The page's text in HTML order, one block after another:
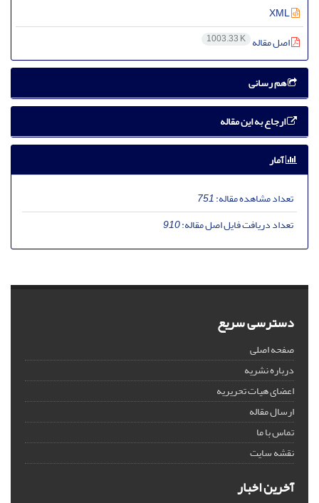
اصل مقاله 1003.33 K
هم رسانی
ارجاع به این مقاله
آمار
تعداد مشاهده مقاله:751
تعداد دریافت فایل اصل مقاله:910
دسترسی سریع
صفحه اصلی
درباره نشریه
اعضای هیات تحریریه
ارسال مقاله
تماس با ما
نقشه سایت
آخرین اخبار